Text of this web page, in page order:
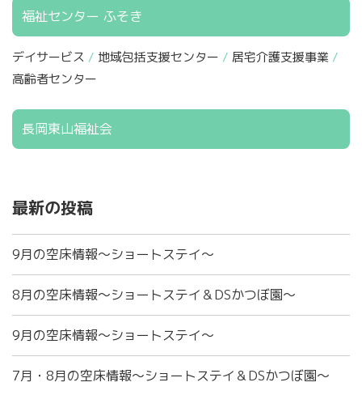
福祉センター ふそき
デイサービス 地域包括支援センター
居宅介護支援事業
高齢者センター
長岡東山福祉会
最新の投稿
9月の空床情報～ショートステイ～
8月の空床情報～ショートステイ＆DSかつぼ園～
9月の空床情報～ショートステイ～
7月・8月の空床情報～ショートステイ＆DSかつぼ園～